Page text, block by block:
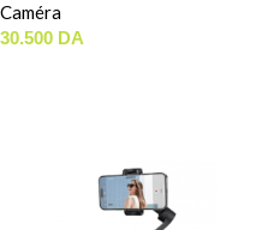
Caméra
30.500 DA